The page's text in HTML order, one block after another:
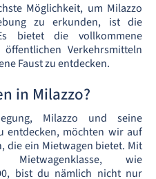
Möglichkeit, um Milazzo
zu erkunden, ist die
bietet die vollkommene
Verkehrsmitteln
Faust zu entdecken.
in Milazzo?
Milazzo und seine
entdecken, möchten wir auf
die ein Mietwagen bietet. Mit
Mietwagenklasse, wie
bist du nämlich nicht nur